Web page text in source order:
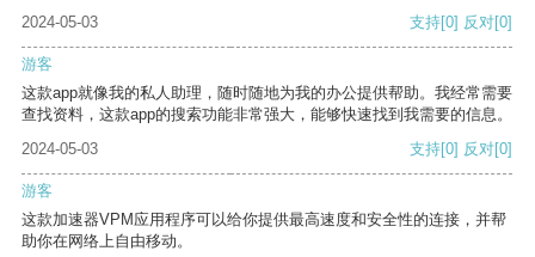
2024-05-03 支持[0] 反对[0]
游客
这款app就像我的私人助理，随时随地为我的办公提供帮助。我经常需要
查找资料，这款app的搜索功能非常强大，能够快速找到我需要的信息。
2024-05-03
支持[0] 反对[0]
游客
这款加速器VPM应用程序可以给你提供最高速度和安全性的连接，并帮
助你在网络上自由移动。